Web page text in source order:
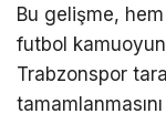
Bu gelişme,
futbol
Trabzonspor